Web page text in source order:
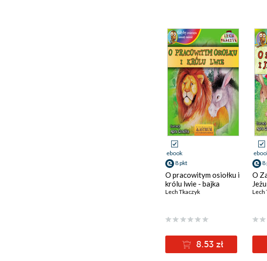
ebook
8 pkt
O pracowitym osiołku i
królu lwie - bajka
Lech Tkaczyk
8.53 zł
8
O
Lech